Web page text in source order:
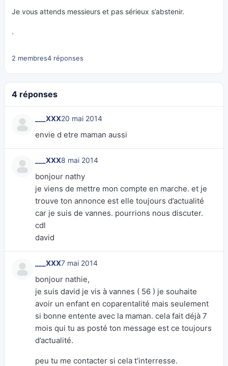
Je vous attends messieurs et pas sérieux s’abstenir.
.
2 membres4 réponses
4 réponses
___XXX20 mai 2014
envie d etre maman aussi
___XXX8 mai 2014
bonjour nathy
je viens de mettre mon compte en marche. et je
trouve ton annonce est elle toujours d’actualité
car je suis de vannes. pourrions nous discuter.
cdl
david
___XXX7 mai 2014
bonjour nathie,
je suis david je vis à vannes ( 56 ) je souhaite
avoir un enfant en coparentalité mais seulement
si bonne entente avec la maman. cela fait déjà 7
mois qui tu as posté ton message est ce toujours
d’actualité.
peu tu me contacter si cela t’interresse.